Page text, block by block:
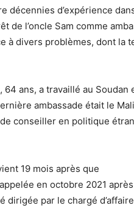
décennies d’expérience
de l’oncle Sam comme
à divers problèmes, dont la
ans, a travaillé au Soudan
ambassade était le
conseiller en politique
19 mois après que
en octobre 2021
dirigée par le chargé